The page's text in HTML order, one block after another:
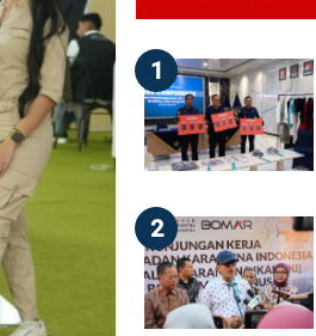
1
2